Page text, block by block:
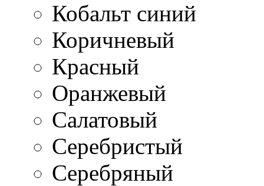
Кобальт синий
Коричневый
Красный
Оранжевый
Салатовый
Серебристый
Серебряный